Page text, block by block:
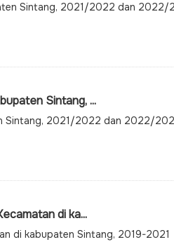
Sintang, 2021/2022 dan 2022/
Sintang, ...
Sintang, 2021/2022 dan 2022/
di ka...
di kabupaten Sintang, 2019-2021